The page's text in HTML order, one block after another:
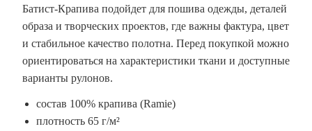
Батист-Крапива подойдет для пошива одежды, деталей
образа и творческих проектов, где важны фактура, цвет
и стабильное качество полотна. Перед покупкой можно
ориентироваться на характеристики ткани и доступные
варианты рулонов.
состав 100% крапива (Ramie)
плотность 65 г/м²